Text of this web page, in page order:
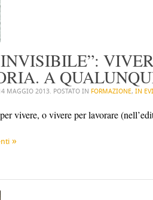
A
MAGGIO 2013. POSTATO IN FORMAZIONE, IN
vivere, o vivere per lavorare